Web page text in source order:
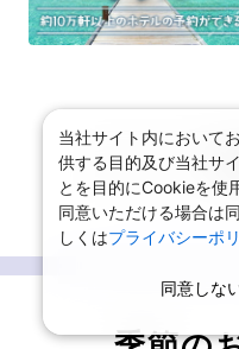
お
当社サイト内において
供する目的及び当社サ
とを目的にCookieを使
同意いただける場合は
しくはプライバシーポ
同意しな